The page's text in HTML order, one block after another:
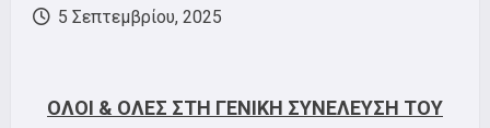
5 Σεπτεμβρίου, 2025
ΟΛΟΙ & ΟΛΕΣ ΣΤΗ ΓΕΝΙΚΗ ΣΥΝΕΛΕΥΣΗ ΤΟΥ